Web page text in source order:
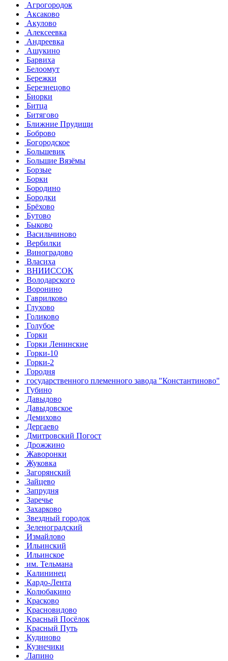
Агрогородок
Аксаково
Акулово
Алексеевка
Андреевка
Ашукино
Барвиха
Белоомут
Бережки
Березнецово
Биорки
Битца
Битягово
Ближние Прудищи
Боброво
Богородское
Большевик
Большие Вязёмы
Борзые
Борки
Бородино
Бородки
Брёхово
Бутово
Быково
Васильчиново
Вербилки
Виноградово
Власиха
ВНИИССОК
Володарского
Воронино
Гаврилково
Глухово
Голиково
Голубое
Горки
Горки Ленинские
Горки-10
Горки-2
Городня
государственного племенного завода "Константиново"
Губино
Давыдово
Давыдовское
Демихово
Дергаево
Дмитровский Погост
Дрожжино
Жаворонки
Жуковка
Загорянский
Зайцево
Запрудня
Заречье
Захарково
Звездный городок
Зеленоградский
Измайлово
Ильинский
Ильинское
им. Тельмана
Калининец
Кардо-Лента
Колюбакино
Красково
Красновидово
Красный Посёлок
Красный Путь
Кудиново
Кузнечики
Лапино